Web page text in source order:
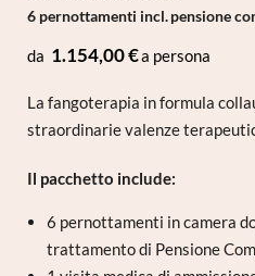
6 pernottamenti incl.pensione
da 1.154,00 €a persona
La fangoterapia in formula
straordinarie valenze
Il pacchetto include:
6 pernottamenti in camera
trattamento di Pensione